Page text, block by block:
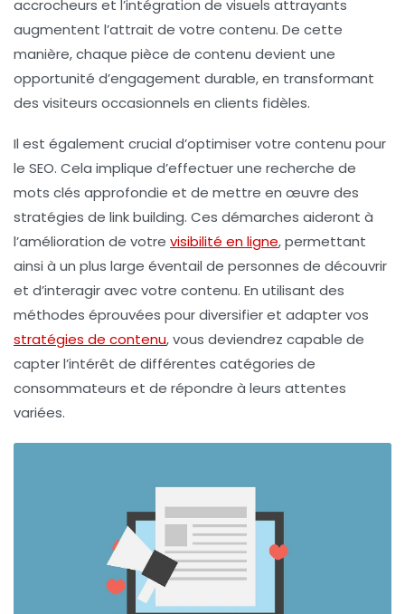
accrocheurs et l’intégration de visuels attrayants
augmentent l’attrait de votre contenu. De cette
manière, chaque pièce de contenu devient une
opportunité d’engagement durable, en transformant
des visiteurs occasionnels en clients fidèles.
Il est également crucial d’optimiser votre contenu pour
le SEO. Cela implique d’effectuer une recherche de
mots clés approfondie et de mettre en œuvre des
stratégies de link building. Ces démarches aideront à
l’amélioration de votre visibilité en ligne, permettant
ainsi à un plus large éventail de personnes de découvrir
et d’interagir avec votre contenu. En utilisant des
méthodes éprouvées pour diversifier et adapter vos
stratégies de contenu, vous deviendrez capable de
capter l’intérêt de différentes catégories de
consommateurs et de répondre à leurs attentes
variées.